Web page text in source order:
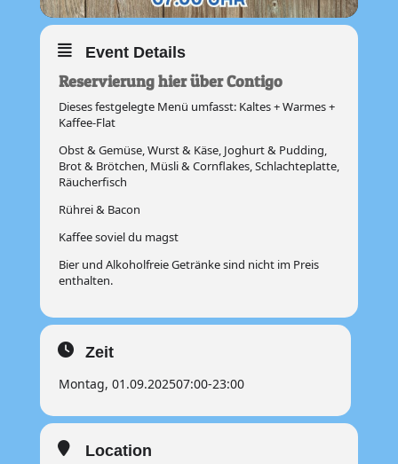
Event Details
Reservierung hier über Contigo
Dieses festgelegte Menü umfasst: Kaltes + Warmes +
Kaffee-Flat
Obst & Gemüse, Wurst & Käse, Joghurt & Pudding,
Brot & Brötchen, Müsli & Cornflakes, Schlachteplatte,
Räucherfisch
Rührei & Bacon
Kaffee soviel du magst
Bier und Alkoholfreie Getränke sind nicht im Preis
enthalten.
Zeit
Montag, 01.09.202507:00-23:00
Location